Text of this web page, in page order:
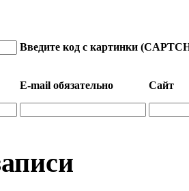
Введите код с картинки
E-mail обязательно Сайт